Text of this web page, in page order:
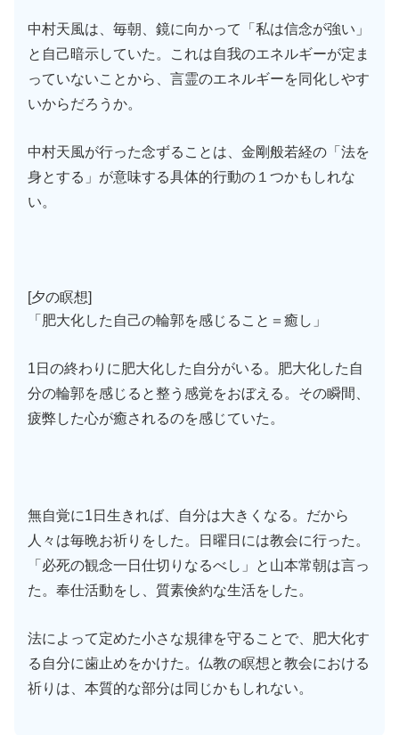
中村天風は、毎朝、鏡に向かって「私は信念が強い」
と自己暗示していた。これは自我のエネルギーが定ま
っていないことから、言霊のエネルギーを同化しやす
いからだろうか。
中村天風が行った念ずることは、金剛般若経の「法を
身とする」が意味する具体的行動の１つかもしれな
い。
[夕の瞑想]
「肥大化した自己の輪郭を感じること＝癒し」
1日の終わりに肥大化した自分がいる。肥大化した自
分の輪郭を感じると整う感覚をおぼえる。その瞬間、
疲弊した心が癒されるのを感じていた。
無自覚に1日生きれば、自分は大きくなる。だから
人々は毎晩お祈りをした。日曜日には教会に行った。
「必死の観念一日仕切りなるべし」と山本常朝は言っ
た。奉仕活動をし、質素倹約な生活をした。
法によって定めた小さな規律を守ることで、肥大化す
る自分に歯止めをかけた。仏教の瞑想と教会における
祈りは、本質的な部分は同じかもしれない。